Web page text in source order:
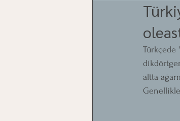
Türkçede
altta